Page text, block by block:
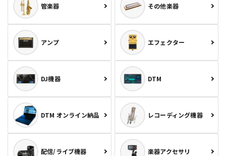
管楽器 その他楽器
アンプ エフェクター
DJ機器 DTM
DTM オンライン納品 レコーディング機器
配信/ライブ機器 楽器アクセサリ